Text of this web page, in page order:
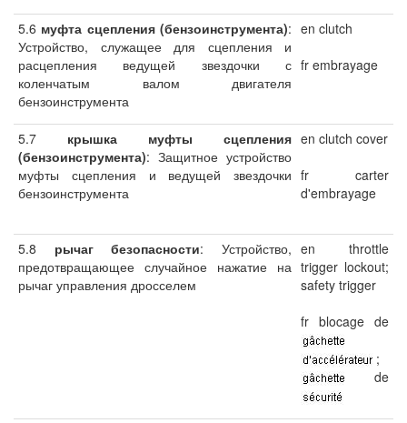
5.6 муфта сцепления (бензоинструмента):
Устройство, служащее для сцепления и
расцепления ведущей звездочки с
коленчатым валом двигателя
бензоинструмента
en clutch
fr embrayage
5.7 крышка муфты сцепления
(бензоинструмента): Защитное устройство
муфты сцепления и ведущей звездочки
бензоинструмента
en clutch cover
fr carter
d'embrayage
5.8 рычаг безопасности: Устройство,
предотвращающее случайное нажатие на
рычаг управления дросселем
en throttle
trigger lockout;
safety trigger
fr blocage de
;
de